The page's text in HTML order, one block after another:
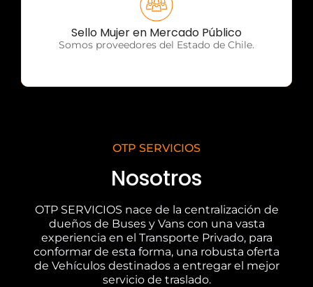
Sello Mujer en Mercado Público
Somos proveedores del Estado de Chile.
OTP Servicios
OTP SERVICIOS
Nosotros
OTP SERVICIOS nace de la centralización de
dueños de Buses y Vans con una vasta
experiencia en el Transporte Privado, para
conformar de esta forma, una robusta oferta
de Vehículos destinados a entregar el mejor
servicio de traslado.